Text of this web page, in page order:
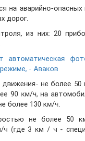
на аварийно-
дорог.
из них: 20
- Аваков
не более 50
90 км/ч, на
более 130 км/ч.
не более 50
(где 3 км / ч -